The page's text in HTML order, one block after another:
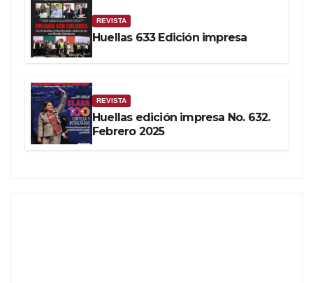
REVISTA
Huellas 633 Edición impresa
REVISTA
Huellas edición impresa No. 632.
Febrero 2025